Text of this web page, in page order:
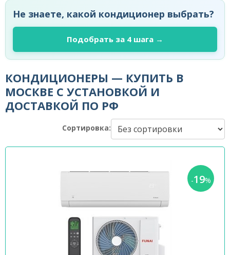
Не знаете, какой кондиционер выбрать?
Подобрать за 4 шага →
КОНДИЦИОНЕРЫ — КУПИТЬ В
МОСКВЕ С УСТАНОВКОЙ И
ДОСТАВКОЙ ПО РФ
Сортировка:
-19%